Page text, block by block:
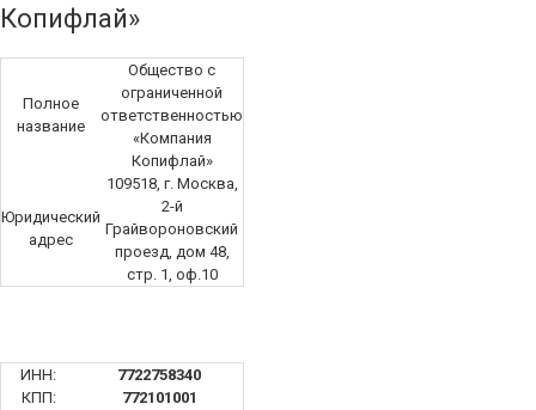
Копифлай»
Полное
название
Общество с
ограниченной
ответственностью
«Компания
Копифлай»
Юридический
адрес
109518, г. Москва,
2-й
Грайвороновский
проезд, дом 48,
стр. 1, оф.10
ИНН:
7722758340
КПП:
772101001